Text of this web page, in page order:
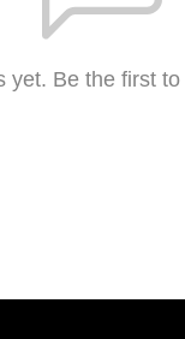
yet. Be the first